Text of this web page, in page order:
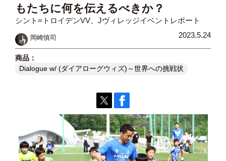
もたちに何を伝えるべきか？
シント=トロイデンVV、Jヴィレッジイベントレポート
岡崎慎司 2023.5.24
Dialogue w/ (ダイアローグウィズ)～世界への挑戦状